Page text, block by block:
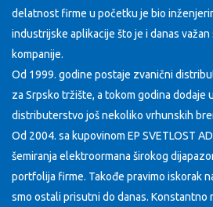
delatnost firme u početku je bio
industrijske aplikacije što je i danas
kompanije.
Od 1999. godine postaje zvanični
za Srpsko tržište, a tokom godina dodaje
distributerstvo još nekoliko vrhunskih
Od 2004. sa kupovinom EP SVETLOST
šemiranja elektroormana širokog
portfolija firme. Takođe pravimo iskorak
smo ostali prisutni do danas. Konstantno